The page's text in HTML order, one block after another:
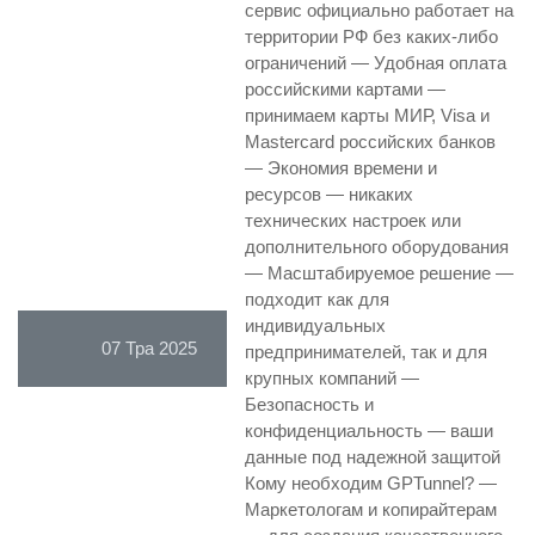
07 Тра 2025
сервис официально работает на
территории РФ без каких-либо
ограничений — Удобная оплата
российскими картами —
принимаем карты МИР, Visa и
Mastercard российских банков
— Экономия времени и
ресурсов — никаких
технических настроек или
дополнительного оборудования
— Масштабируемое решение —
подходит как для
индивидуальных
предпринимателей, так и для
крупных компаний —
Безопасность и
конфиденциальность — ваши
данные под надежной защитой
Кому необходим GPTunnel? —
Маркетологам и копирайтерам